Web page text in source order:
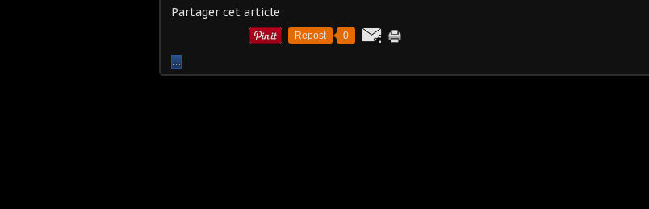
Partager cet article
Repost 0
…